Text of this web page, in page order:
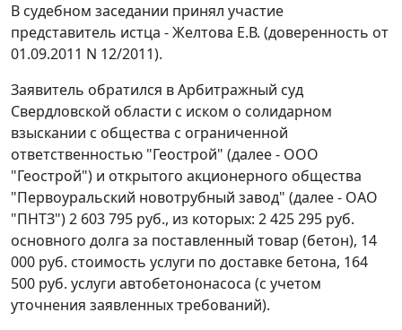
В судебном заседании принял участие
представитель истца - Желтова Е.В. (доверенность от
01.09.2011 N 12/2011).
Заявитель обратился в Арбитражный суд
Свердловской области с иском о солидарном
взыскании с общества с ограниченной
ответственностью "Геострой" (далее - ООО
"Геострой") и открытого акционерного общества
"Первоуральский новотрубный завод" (далее - ОАО
"ПНТЗ") 2 603 795 руб., из которых: 2 425 295 руб.
основного долга за поставленный товар (бетон), 14
000 руб. стоимость услуги по доставке бетона, 164
500 руб. услуги автобетононасоса (с учетом
уточнения заявленных требований).